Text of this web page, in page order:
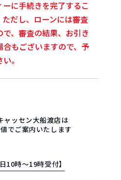
に手続きを完了するこ
ただし、ローンには審査
、審査の結果、お引き
合もございますので、予
。
ャッセン大船渡店は
でご案内いたします
10時〜19時受付】